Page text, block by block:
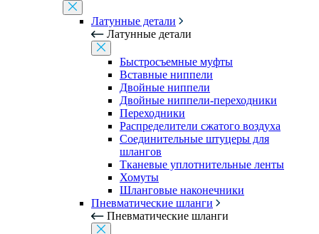
Латунные детали
Латунные детали
Быстросъемные муфты
Вставные ниппели
Двойные ниппели
Двойные ниппели-переходники
Переходники
Распределители сжатого воздуха
Соединительные штуцеры для
шлангов
Тканевые уплотнительные ленты
Хомуты
Шланговые наконечники
Пневматические шланги
Пневматические шланги